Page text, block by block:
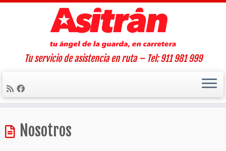
al
contenido
Tu servicio de asistencia en ruta – Tel: 911 981 999
Nosotros